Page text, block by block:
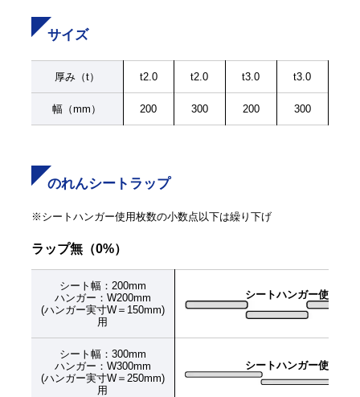
サイズ
厚み（t） t2.0 t2.0 t3.0 t3.0
幅（mm） 200 300 200 300
のれんシートラップ
※シートハンガー使用枚数の小数点以下は繰り下げ
ラップ無（0%）
シート幅：200mm
ハンガー：W200mm
(ハンガー実寸W＝150mm)
用
シートハンガー使用枚
シート幅：300mm
ハンガー：W300mm
(ハンガー実寸W＝250mm)
用
シートハンガー使用枚